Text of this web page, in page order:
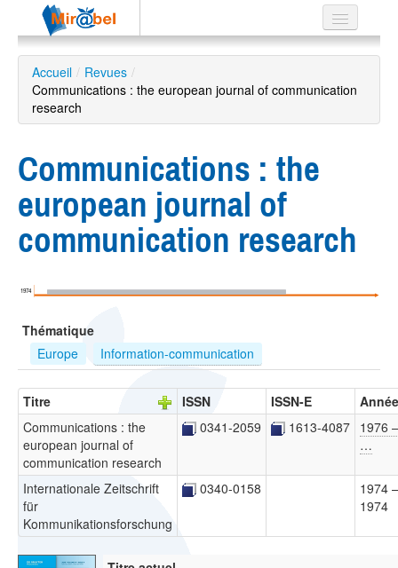
Le réseau
Soutien
Listes
Recherche
avancée
Accueil / Revues /
Communications : the european journal of communication
research
Communications : the
european journal of
communication research
1974
Thématique
Europe
Information-communication
Titre ISSN ISSN-E
Communications : the
european journal of
communication research
0341-2059 1613-4087 1976 –
…
Internationale Zeitschrift
für
Kommunikationsforschung
0340-0158
1974 –
1974